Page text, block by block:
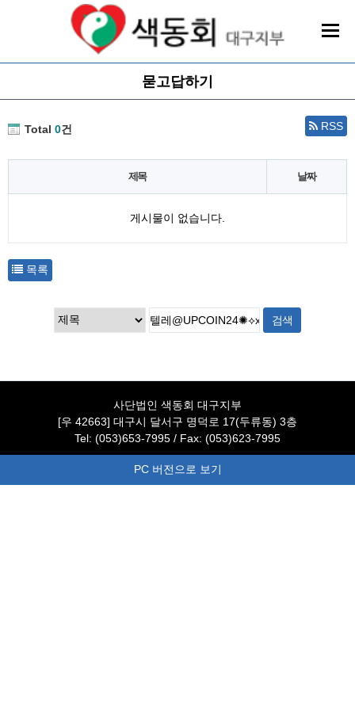
묻고답하기
Total 0건 RSS
제목 날짜
게시물이 없습니다.
목록
사단법인 색동회 대구지부
[우 42663] 대구시 달서구 명덕로 17(두류동) 3층
Tel: (053)653-7995 / Fax: (053)623-7995
PC 버전으로 보기